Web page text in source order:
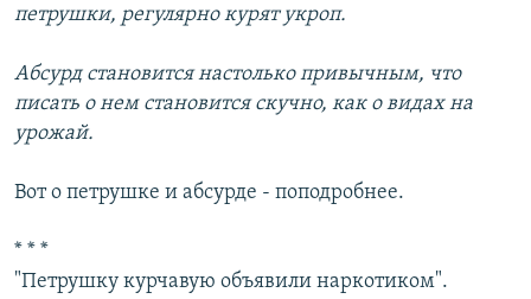
петрушки, регулярно курят укроп.
Абсурд становится настолько привычным, что
писать о нем становится скучно, как о видах на
урожай.
Вот о петрушке и абсурде - поподробнее.
* * *
"Петрушку курчавую объявили наркотиком".